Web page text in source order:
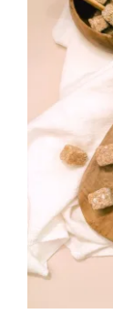
Panier